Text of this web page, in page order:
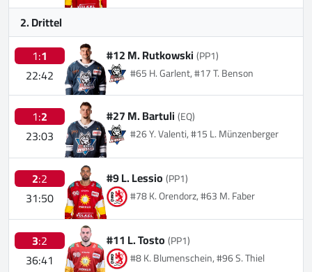
2. Drittel
1:1
22:42
#12 M. Rutkowski(PP1)
#65 H. Garlent, #17 T. Benson
1:2
23:03
#27 M. Bartuli(EQ)
#26 Y. Valenti, #15 L. Münzenberger
2:2
31:50
#9 L. Lessio(PP1)
#78 K. Orendorz, #63 M. Faber
3:2
36:41
#11 L. Tosto(PP1)
#8 K. Blumenschein, #96 S. Thiel